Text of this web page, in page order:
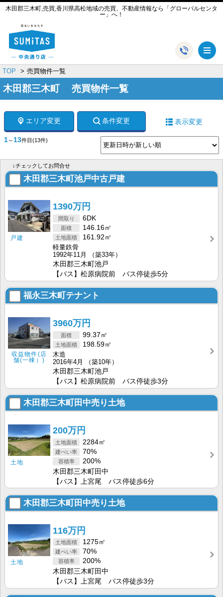
木田郡三木町,売買,香川県高松地域の売買、不動産情報なら「グローバルセンタ
ー」へ！
TOP 売買物件一覧
木田郡三木町 売買物件一覧
エリア変更 条件変更 表示変更
1～ 13件目(13件)
↓チェックしてお問合せ
木田郡三木町池戸中古戸建
戸建
1390万円
6DK
146.16㎡
161.92㎡
軽量鉄骨
1992年11月
（築33年）
木田郡三木町池戸
【バス】松原病院前 バス停徒歩5分
福永三木町テナント
収益物件(店
舗(一棟）)
3960万円
99.37㎡
198.59㎡
木造
2016年4月
（築10年）
木田郡三木町池戸
【バス】松原病院前 バス停徒歩3分
木田郡三木町田中売り土地
土地
200万円
2284㎡
70%
200%
木田郡三木町田中
【バス】上宮尾 バス停徒歩6分
木田郡三木町田中売り土地
土地
116万円
1275㎡
70%
200%
木田郡三木町田中
【バス】上宮尾 バス停徒歩3分